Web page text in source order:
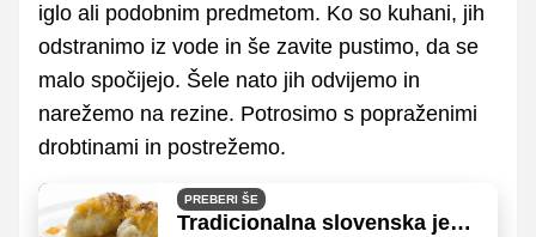
iglo ali podobnim predmetom. Ko so kuhani, jih
odstranimo iz vode in še zavite pustimo, da se
malo spočijejo. Šele nato jih odvijemo in
narežemo na rezine. Potrosimo s popraženimi
drobtinami in postrežemo.
PREBERI ŠE
Tradicionalna slovenska jed